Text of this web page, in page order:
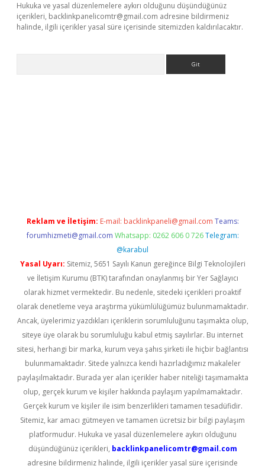
Hukuka ve yasal düzenlemelere aykırı olduğunu düşündüğünüz
içerikleri, backlinkpanelicomtr@gmail.com adresine bildirmeniz
halinde, ilgili içerikler yasal süre içerisinde sitemizden kaldırılacaktır.
Reklam ve İletişim: E-mail: backlinkpaneli@gmail.com Teams:
forumhizmeti@gmail.com Whatsapp: 0262 606 0 726 Telegram:
@karabul
Yasal Uyarı: Sitemiz, 5651 Sayılı Kanun gereğince Bilgi Teknolojileri
ve İletişim Kurumu (BTK) tarafından onaylanmış bir Yer Sağlayıcı
olarak hizmet vermektedir. Bu nedenle, sitedeki içerikleri proaktif
olarak denetleme veya araştırma yükümlülüğümüz bulunmamaktadır.
Ancak, üyelerimiz yazdıkları içeriklerin sorumluluğunu taşımakta olup,
siteye üye olarak bu sorumluluğu kabul etmiş sayılırlar. Bu internet
sitesi, herhangi bir marka, kurum veya şahıs şirketi ile hiçbir bağlantısı
bulunmamaktadır. Sitede yalnızca kendi hazırladığımız makaleler
paylaşılmaktadır. Burada yer alan içerikler haber niteliği taşımamakta
olup, gerçek kurum ve kişiler hakkında paylaşım yapılmamaktadır.
Gerçek kurum ve kişiler ile isim benzerlikleri tamamen tesadüfidir.
Sitemiz, kar amacı gütmeyen ve tamamen ücretsiz bir bilgi paylaşım
platformudur. Hukuka ve yasal düzenlemelere aykırı olduğunu
düşündüğünüz içerikleri, backlinkpanelicomtr@gmail.com
adresine bildirmeniz halinde, ilgili içerikler yasal süre içerisinde